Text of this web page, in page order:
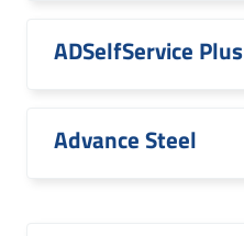
ADSelfService Plus
Advance Steel